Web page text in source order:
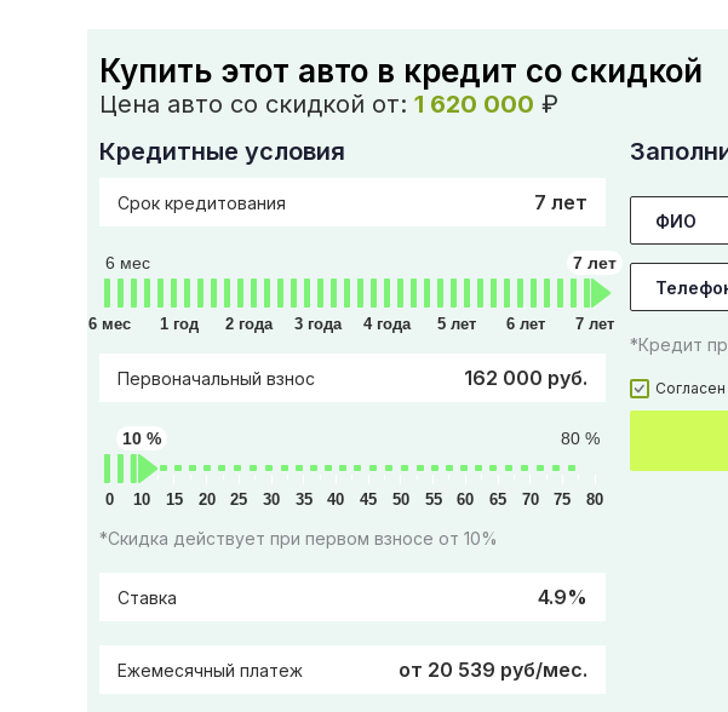
Купить этот авто в кредит со скидкой
Цена авто со скидкой от: 1 620 000 ₽
Кредитные условия
Срок кредитования 7 лет
6 мес 7 лет
6 мес 1 год 2 года 3 года 4 года 5 лет 6 лет 7 лет
Первоначальный взнос 162 000 руб.
80 %
10 %
0 10 15 20 25 30 35 40 45 50 55 60 65 70 75 80
*Скидка действует при первом взносе от 10%
Ставка 4.9%
Ежемесячный платеж от 20 539 руб/мес.
*Кредит